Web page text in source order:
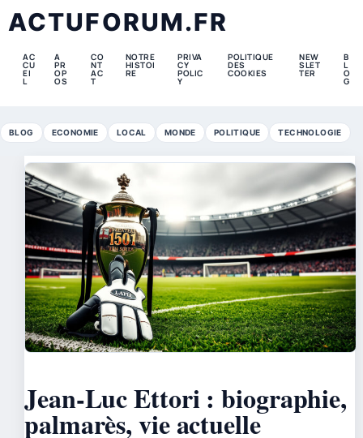
ACTUFORUM.FR
AC
CU
EI
L
A
PR
OP
OS
CO
NT
AC
T
NOTRE
HISTOI
RE
PRIVA
CY
POLIC
Y
POLITIQUE
DES
COOKIES
NEW
SLET
TER
B
L
O
G
BLOG ECONOMIE LOCAL MONDE POLITIQUE TECHNOLOGIE
Jean-Luc Ettori : biographie,
palmarès, vie actuelle